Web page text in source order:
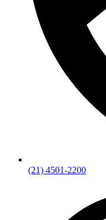
(21) 4501-2200